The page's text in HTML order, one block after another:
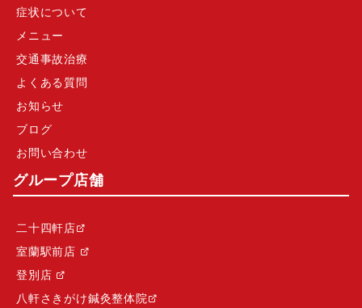
症状について
メニュー
交通事故治療
よくある質問
お知らせ
ブログ
お問い合わせ
グループ店舗
二十四軒店
室蘭駅前店
登別店
八軒さきがけ鍼灸整体院